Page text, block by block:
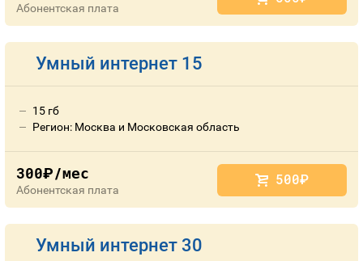
Абонентская плата
Умный интернет 15
15 гб
Регион: Москва и Московская область
300руб./мес
Абонентская плата
500руб.
Умный интернет 30